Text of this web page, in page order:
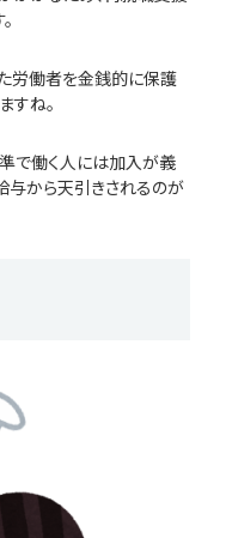
労働者を金銭的に保護
すね。
で働く人には加入が義
与から天引きされるのが